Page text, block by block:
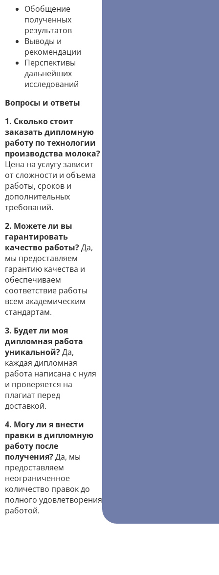
Обобщение
полученных
результатов
Выводы и
рекомендации
Перспективы
дальнейших
исследований
Вопросы и ответы
1. Сколько стоит
заказать дипломную
работу по технологии
производства молока?
Цена на услугу зависит
от сложности и объема
работы, сроков и
дополнительных
требований.
2. Можете ли вы
гарантировать
качество работы?Да,
мы предоставляем
гарантию качества и
обеспечиваем
соответствие работы
всем академическим
стандартам.
3. Будет ли моя
дипломная работа
уникальной?Да,
каждая дипломная
работа написана с нуля
и проверяется на
плагиат перед
доставкой.
4. Могу ли я внести
правки в дипломную
работу после
получения?Да, мы
предоставляем
неограниченное
количество правок до
полного удовлетворения
работой.